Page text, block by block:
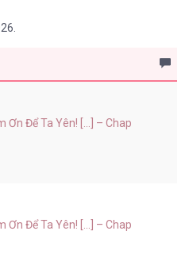
Ơn Để Ta Yên! [...] – Chap
Ơn Để Ta Yên! [...] – Chap